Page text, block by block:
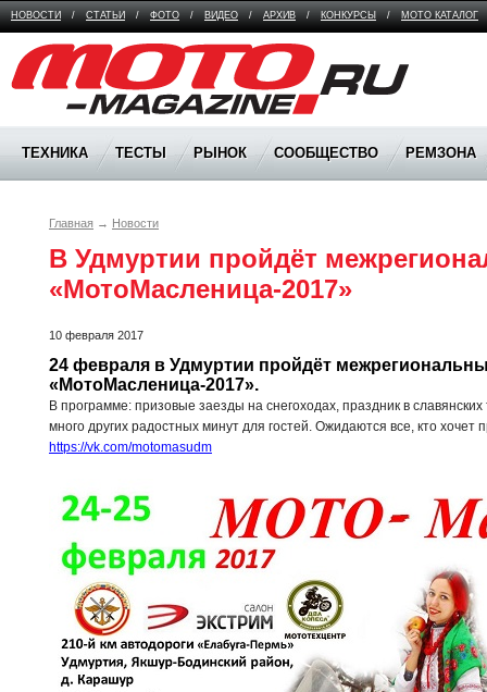
НОВОСТИ / СТАТЬИ / ФОТО / ВИДЕО / АРХИВ / КОНКУРСЫ / МОТО КАТАЛОГ
Moto Magazine
ТЕХНИКА ТЕСТЫ РЫНОК СООБЩЕСТВО РЕМЗОНА
Главная → Новости
В Удмуртии пройдёт
«МотоМасленица-2017»
10 февраля 2017
24 февраля в Удмуртии пройдёт
«МотоМасленица-2017».
В программе: призовые заезды на снегоходах, праздник в
много других радостных минут для гостей. Ожидаются все, кто хочет
https://vk.com/motomasudm